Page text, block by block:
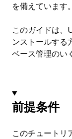
を備えています。
このガイドは
ンストールする
ベース管理のい
前提条件
このチュートリ